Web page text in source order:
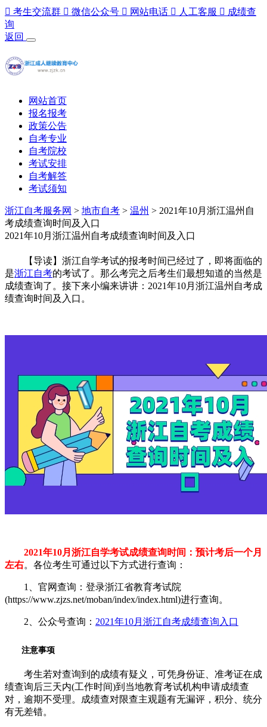
 考生交流群  微信公众号  网站电话  人工客服  成绩查
询
返回
网站首页
报名报考
政策公告
自考专业
自考院校
考试安排
自考解答
考试须知
浙江自考服务网 > 地市自考 > 温州 > 2021年10月浙江温州自
考成绩查询时间及入口
2021年10月浙江温州自考成绩查询时间及入口
【导读】浙江自学考试的报考时间已经过了，即将面临的
是浙江自考的考试了。那么考完之后考生们最想知道的当然是
成绩查询了。接下来小编来讲讲：2021年10月浙江温州自考成
绩查询时间及入口。
2021年10月浙江自学考试成绩查询时间：预计考后一个月
左右。各位考生可通过以下方式进行查询：
1、官网查询：登录浙江省教育考试院
(https://www.zjzs.net/moban/index/index.html)进行查询。
2、公众号查询： 2021年10月浙江自考成绩查询入口
注意事项
考生若对查询到的成绩有疑义，可凭身份证、准考证在成
绩查询后三天内(工作时间)到当地教育考试机构申请成绩查
对，逾期不受理。成绩查对限查主观题有无漏评，积分、统分
有无差错。